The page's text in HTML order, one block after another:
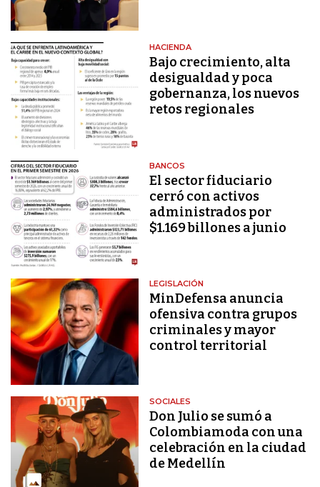
HACIENDA
Bajo crecimiento, alta
desigualdad y poca
gobernanza, los nuevos
retos regionales
BANCOS
El sector fiduciario
cerró con activos
administrados por
$1.169 billones a junio
LEGISLACIÓN
MinDefensa anuncia
ofensiva contra grupos
criminales y mayor
control territorial
SOCIALES
Don Julio se sumó a
Colombiamoda con una
celebración en la ciudad
de Medellín